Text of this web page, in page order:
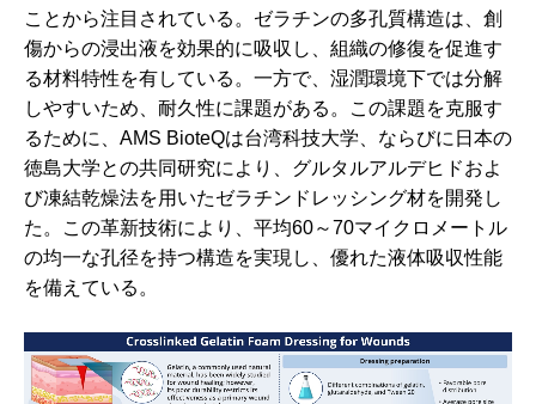
ことから注目されている。ゼラチンの多孔質構造は、創
傷からの浸出液を効果的に吸収し、組織の修復を促進す
る材料特性を有している。一方で、湿潤環境下では分解
しやすいため、耐久性に課題がある。この課題を克服す
るために、AMS BioteQは台湾科技大学、ならびに日本の
徳島大学との共同研究により、グルタルアルデヒドおよ
び凍結乾燥法を用いたゼラチンドレッシング材を開発し
た。この革新技術により、平均60～70マイクロメートル
の均一な孔径を持つ構造を実現し、優れた液体吸収性能
を備えている。